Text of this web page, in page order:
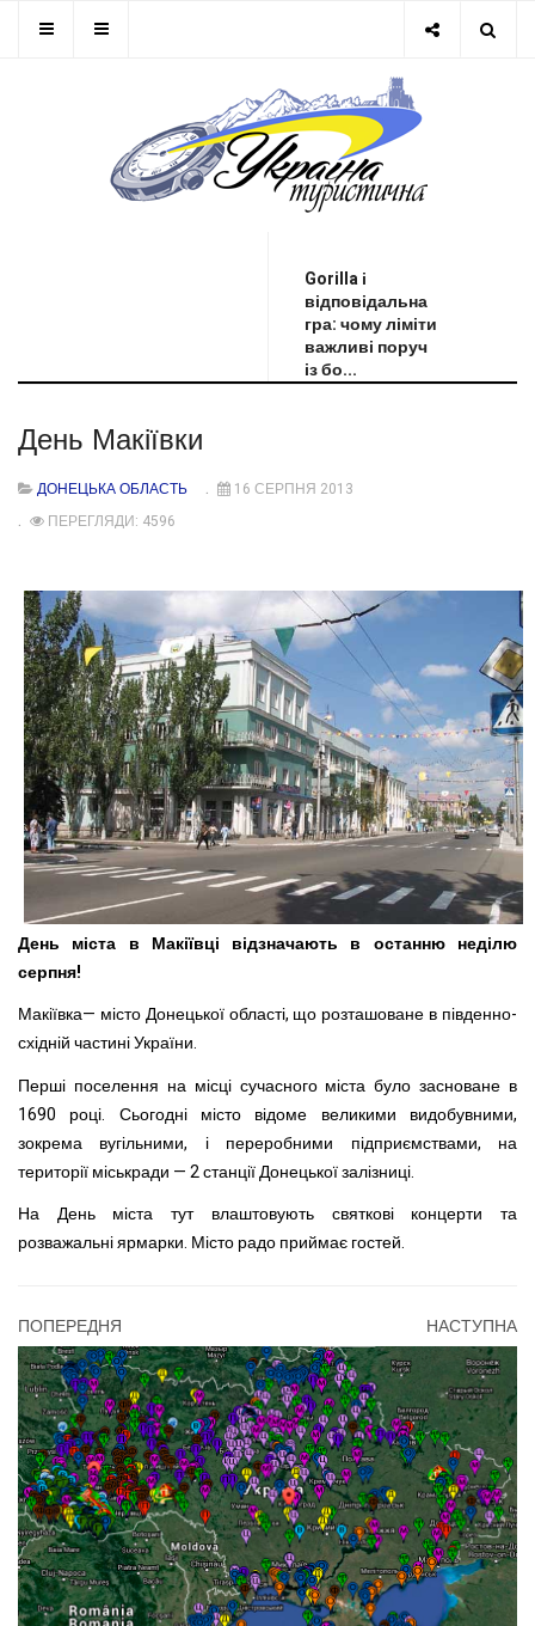
Gorilla і
відповідальна
гра: чому ліміти
важливі поруч
із бо...
День Макіївки
ДОНЕЦЬКА ОБЛАСТЬ
16 СЕРПНЯ 2013
ПЕРЕГЛЯДИ: 4596
День міста в Макіївці відзначають в останню неділю
серпня!
Макіївка— місто Донецької області, що розташоване в південно-
східній частині України.
Перші поселення на місці сучасного міста було засноване в
1690 році. Сьогодні місто відоме великими видобувними,
зокрема вугільними, і переробними підприємствами, на
території міськради — 2 станції Донецької залізниці.
На День міста тут влаштовують святкові концерти та
розважальні ярмарки. Місто радо приймає гостей.
ПОПЕРЕДНЯ НАСТУПНА